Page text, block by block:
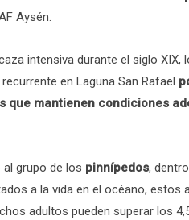
Aysén.
intensiva durante el siglo XIX,
en Laguna San Rafael
que mantienen condiciones
grupo de los pinnípedos,
a la vida en el océano, estos
adultos pueden superar los